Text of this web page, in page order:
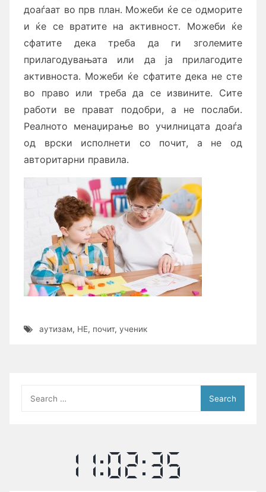
доаѓаат во прв план. Можеби ќе се одморите
и ќе се вратите на активност. Можеби ќе
сфатите дека треба да ги зголемите
прилагодувањата или да ја прилагодите
активноста. Можеби ќе сфатите дека не сте
во право или треба да се извините. Сите
работи ве прават подобри, а не послаби.
Реалното менаџирање во училницата доаѓа
од врски исполнети со почит, а не од
авторитарни правила.
аутизам, НЕ, почит, ученик
for: